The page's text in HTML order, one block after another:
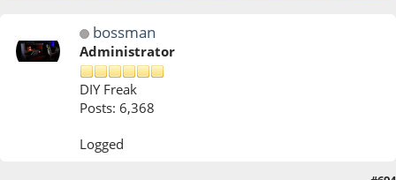
bossman
Administrator
DIY Freak
Posts: 6,368
Logged